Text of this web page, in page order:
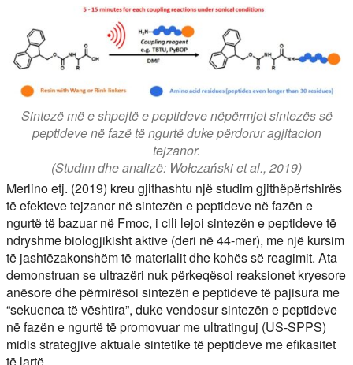
Sintezë më e shpejtë e peptideve nëpërmjet sintezës së
peptideve në fazë të ngurtë duke përdorur agjitacion
tejzanor.
(Studim dhe analizë: Wołczański et al., 2019)
Merlino etj. (2019) kreu gjithashtu një studim gjithëpërfshirës
të efekteve tejzanor në sintezën e peptideve në fazën e
ngurtë të bazuar në Fmoc, i cili lejoi sintezën e peptideve të
ndryshme biologjikisht aktive (deri në 44-mer), me një kursim
të jashtëzakonshëm të materialit dhe kohës së reagimit. Ata
demonstruan se ultrazëri nuk përkeqësoi reaksionet kryesore
anësore dhe përmirësoi sintezën e peptideve të pajisura me
“sekuenca të vështira”, duke vendosur sintezën e peptideve
në fazën e ngurtë të promovuar me ultratinguj (US-SPPS)
midis strategjive aktuale sintetike të peptideve me efikasitet